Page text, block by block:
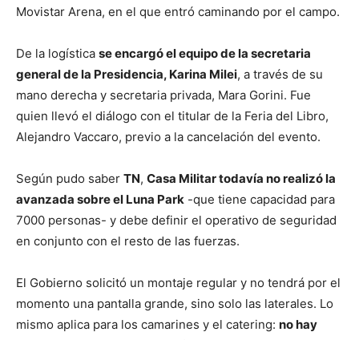
Movistar Arena, en el que entró caminando por el campo.
De la logística se encargó el equipo de la secretaria
general de la Presidencia, Karina Milei, a través de su
mano derecha y secretaria privada, Mara Gorini. Fue
quien llevó el diálogo con el titular de la Feria del Libro,
Alejandro Vaccaro, previo a la cancelación del evento.
Según pudo saber TN, Casa Militar todavía no realizó la
avanzada sobre el Luna Park -que tiene capacidad para
7000 personas- y debe definir el operativo de seguridad
en conjunto con el resto de las fuerzas.
El Gobierno solicitó un montaje regular y no tendrá por el
momento una pantalla grande, sino solo las laterales. Lo
mismo aplica para los camarines y el catering: no hay